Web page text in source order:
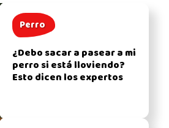
Perro
¿Debo sacar a pasear a mi
perro si está lloviendo?
Esto dicen los expertos